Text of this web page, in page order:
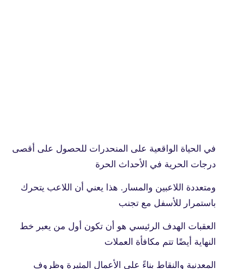
في الحياة الواقعية على المنحدرات للحصول على أقصى
درجات الحرية في الأحداث الحرة
ومتعددة اللاعبين والمسار. هذا يعني أن اللاعب يتحرك
باستمرار للأسفل مع تجنب
العقبات الهدف الرئيسي هو أن تكون أول من يعبر خط
النهاية أيضًا تتم مكافأة العملات
المعدنية والنقاط بناءً على الأعمال المثيرة وظروف